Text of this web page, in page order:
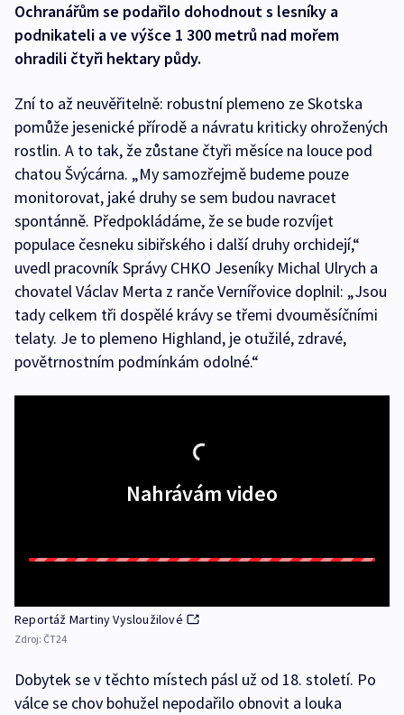
Ochranářům se podařilo dohodnout s lesníky a
podnikateli a ve výšce 1 300 metrů nad mořem
ohradili čtyři hektary půdy.
Zní to až neuvěřitelně: robustní plemeno ze Skotska
pomůže jesenické přírodě a návratu kriticky ohrožených
rostlin. A to tak, že zůstane čtyři měsíce na louce pod
chatou Švýcárna. „My samozřejmě budeme pouze
monitorovat, jaké druhy se sem budou navracet
spontánně. Předpokládáme, že se bude rozvíjet
populace česneku sibiřského i další druhy orchidejí,“
uvedl pracovník Správy CHKO Jeseníky Michal Ulrych a
chovatel Václav Merta z ranče Vernířovice doplnil: „Jsou
tady celkem tři dospělé krávy se třemi dvouměsíčními
telaty. Je to plemeno Highland, je otužilé, zdravé,
povětrnostním podmínkám odolné.“
Nahrávám video
Reportáž Martiny Vysloužilové
Zdroj: ČT24
Dobytek se v těchto místech pásl už od 18. století. Po
válce se chov bohužel nepodařilo obnovit a louka